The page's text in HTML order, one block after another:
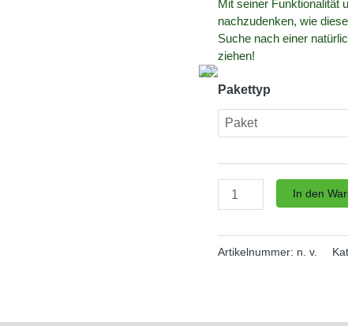
Mit seiner Funktionalität
nachzudenken, wie
Suche nach einer
ziehen!
Pakettyp
Stück
-
Natürlich
Menge
In den
Artikelnummer: n. v.